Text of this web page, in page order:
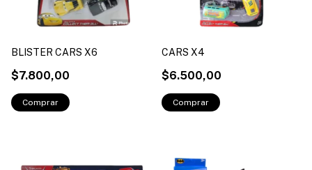
BLISTER CARS X6
$7.800,00
CARS X4
$6.500,00